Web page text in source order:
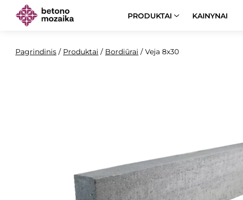
PRODUKTAI KAINYNAI
Pagrindinis / Produktai / Bordiūrai / Veja 8x30